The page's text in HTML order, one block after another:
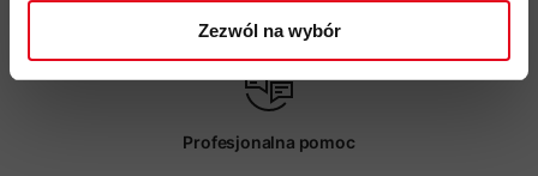
Zezwól na wybór
Profesjonalna pomoc